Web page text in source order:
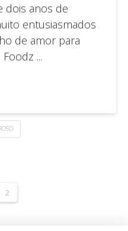
dois anos de
entusiasmados
de amor para
...
2